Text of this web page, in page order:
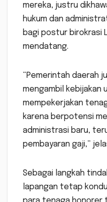
mereka, justru
hukum dan
bagi postur birokrasi
mendatang.
“Pemerintah daerah
mengambil kebijakan
mempekerjakan
karena berpotensi
administrasi baru,
pembayaran gaji,”
Sebagai langkah
lapangan tetap